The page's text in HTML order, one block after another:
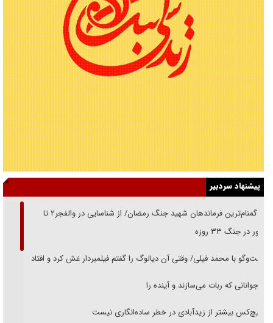
پیشنهاد سردبیر
از گمنام‌ترین فرماندهان شهید جنگ رمضان/ از شناسایی در والفجر۲ تا
حضور در جنگ ۳۳ روزه
گفت‌وگو با محمد فیلی/ وقتی آن دیالوگ را گفتم فیلمبردار غش کرد و افتاد
نوجوانانی که ربات می‌سازند و آینده را
هیچ‌کس بیشتر از زیدآبادی در خطر ساده‌انگاری نیست